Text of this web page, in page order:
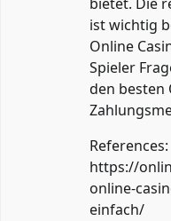
ist wichtig
Online
Spieler
den besten
References:
https://
online-
einfach/